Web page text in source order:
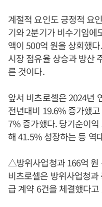
계절적 요인도 긍정적 요
기와 2분기가 비수기임에
액이 500억 원을 상회했
시장 점유율 상승과 방산
른 것이다.
앞서 비츠로셀은 2024년
전년대비 19.6% 증가했
7% 증가했다. 당기순이
해 41.5% 성장하는 등 역
△방위사업청과 166억 원
비츠로셀은 방위사업청
급 계약 6건을 체결했다